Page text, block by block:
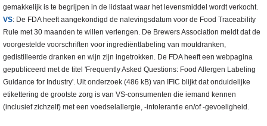
gemakkelijk is te begrijpen in de lidstaat waar het levensmiddel wordt verkocht.
VS: De FDA heeft aangekondigd de nalevingsdatum voor de Food Traceability
Rule met 30 maanden te willen verlengen. De Brewers Association meldt dat de
voorgestelde voorschriften voor ingrediëntlabeling van moutdranken,
gedistilleerde dranken en wijn zijn ingetrokken. De FDA heeft een webpagina
gepubliceerd met de titel 'Frequently Asked Questions: Food Allergen Labeling
Guidance for Industry'. Uit onderzoek (486 kB) van IFIC blijkt dat onduidelijke
etikettering de grootste zorg is van VS-consumenten die iemand kennen
(inclusief zichzelf) met een voedselallergie, -intolerantie en/of -gevoeligheid.